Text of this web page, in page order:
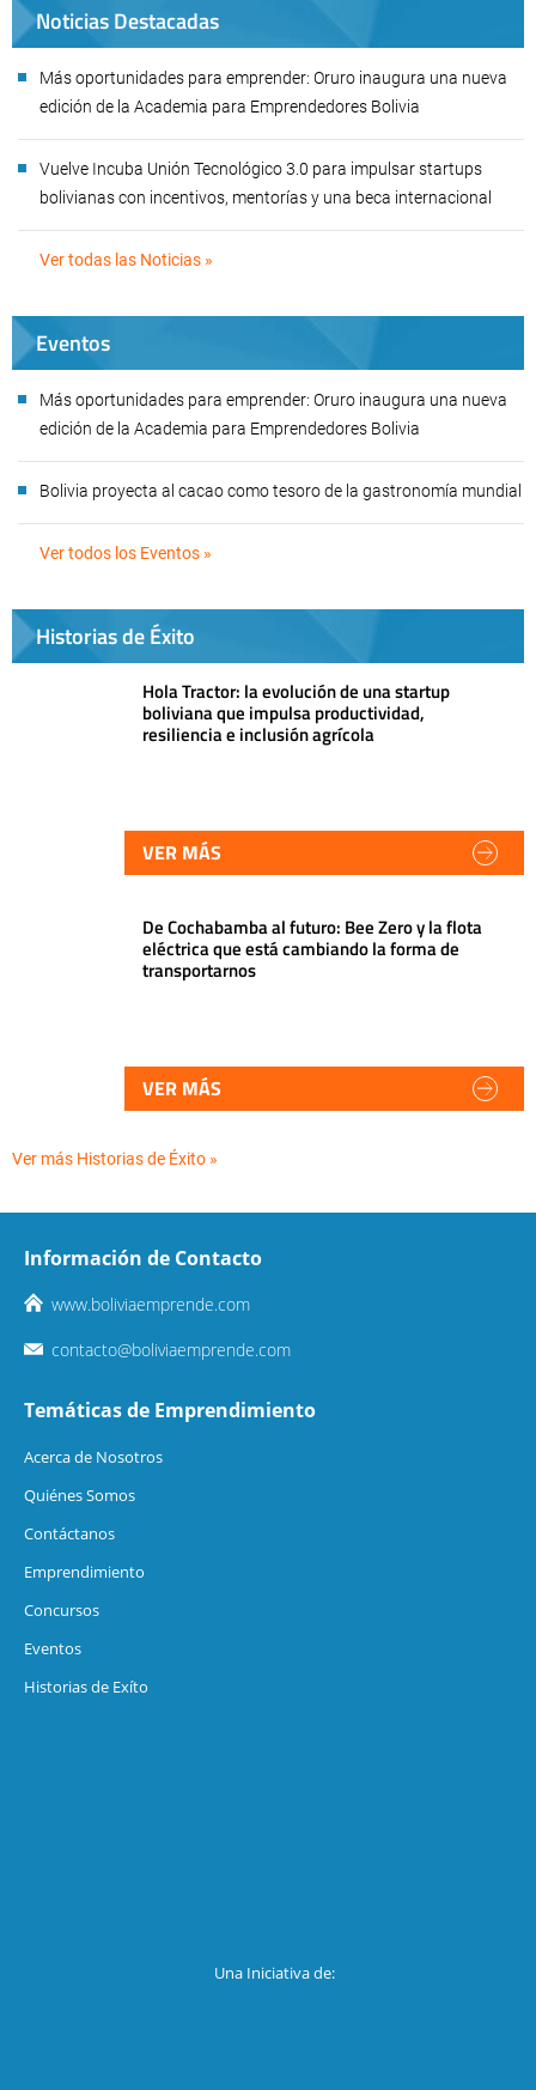
Noticias Destacadas
Más oportunidades para emprender: Oruro inaugura una nueva
edición de la Academia para Emprendedores Bolivia
Vuelve Incuba Unión Tecnológico 3.0 para impulsar startups
bolivianas con incentivos, mentorías y una beca internacional
Ver todas las Noticias »
Eventos
Más oportunidades para emprender: Oruro inaugura una nueva
edición de la Academia para Emprendedores Bolivia
Bolivia proyecta al cacao como tesoro de la gastronomía mundial
Ver todos los Eventos »
Historias de Éxito
Hola Tractor: la evolución de una startup
boliviana que impulsa productividad,
resiliencia e inclusión agrícola
VER MÁS
De Cochabamba al futuro: Bee Zero y la flota
eléctrica que está cambiando la forma de
transportarnos
VER MÁS
Ver más Historias de Éxito »
Información de Contacto
www.boliviaemprende.com
contacto@boliviaemprende.com
Temáticas de Emprendimiento
Acerca de Nosotros
Quiénes Somos
Contáctanos
Emprendimiento
Concursos
Eventos
Historias de Exíto
Una Iniciativa de: